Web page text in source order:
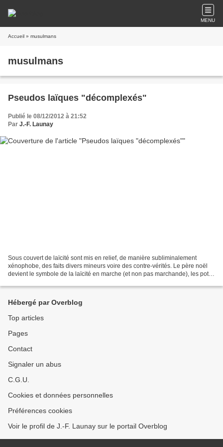
MENU
Accueil » musulmans
musulmans
Pseudos laïques "décomplexés"
Publié le 08/12/2012 à 21:52
Par J.-F. Launay
Sous couvert de laïcité sont mis en relief, de manière subliminalement
xénophobe, des faits divers mineurs voire des contre-vérités. Le père noël
devient le symbole de la laïcité en marche (et non pas marchande), les pots
Hébergé par Overblog
Top articles
Pages
Contact
Signaler un abus
C.G.U.
Cookies et données personnelles
Préférences cookies
Voir le profil de J.-F. Launay sur le portail Overblog